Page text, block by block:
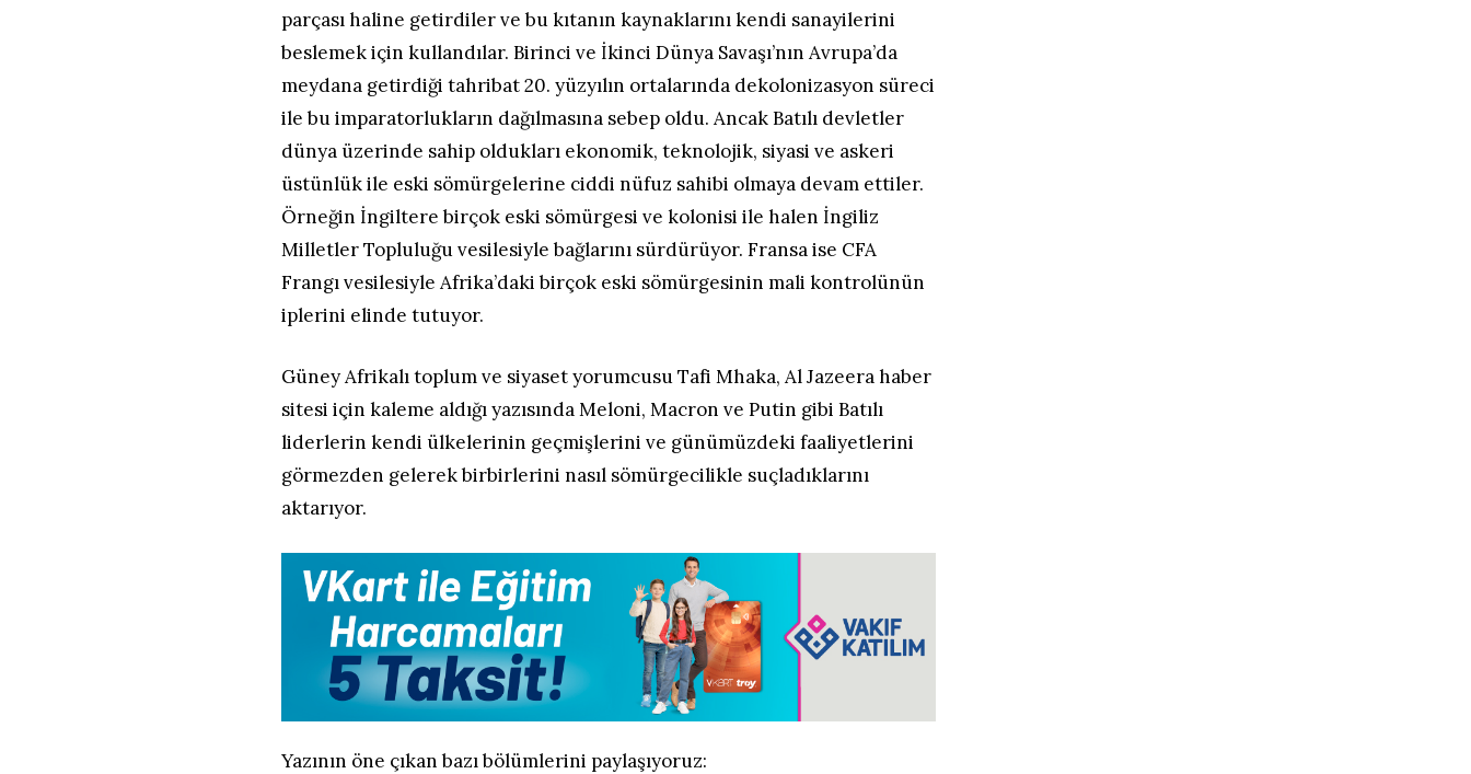
parçası haline getirdiler ve bu kıtanın kaynaklarını kendi sanayilerini
beslemek için kullandılar. Birinci ve İkinci Dünya Savaşı’nın Avrupa’da
meydana getirdiği tahribat 20. yüzyılın ortalarında dekolonizasyon süreci
ile bu imparatorlukların dağılmasına sebep oldu. Ancak Batılı devletler
dünya üzerinde sahip oldukları ekonomik, teknolojik, siyasi ve askeri
üstünlük ile eski sömürgelerine ciddi nüfuz sahibi olmaya devam ettiler.
Örneğin İngiltere birçok eski sömürgesi ve kolonisi ile halen İngiliz
Milletler Topluluğu vesilesiyle bağlarını sürdürüyor. Fransa ise CFA
Frangı vesilesiyle Afrika’daki birçok eski sömürgesinin mali kontrolünün
iplerini elinde tutuyor.
Güney Afrikalı toplum ve siyaset yorumcusu Tafi Mhaka, Al Jazeera haber
sitesi için kaleme aldığı yazısında Meloni, Macron ve Putin gibi Batılı
liderlerin kendi ülkelerinin geçmişlerini ve günümüzdeki faaliyetlerini
görmezden gelerek birbirlerini nasıl sömürgecilikle suçladıklarını
aktarıyor.
Yazının öne çıkan bazı bölümlerini paylaşıyoruz: